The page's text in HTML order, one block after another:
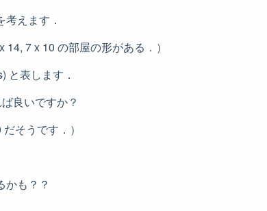
えます．
14, 7 x 10 の部屋の形がある．）
と表します．
良いですか？
そうです．）
かも？？